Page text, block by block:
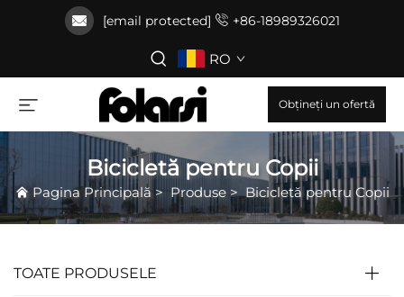
[email protected] +86-18989326021
RO
Obțineți un ofertă
Bicicletă pentru Copii
Pagina Principală > Produse>Bicicletă pentru Copii
TOATE PRODUSELE